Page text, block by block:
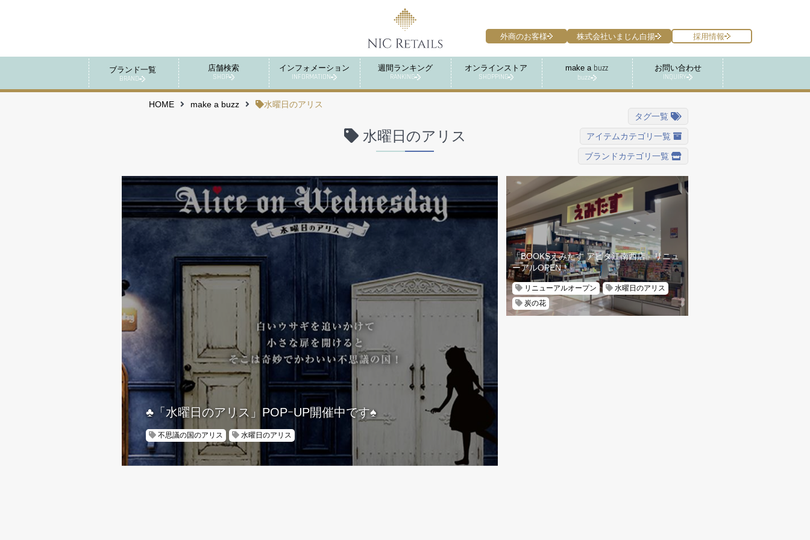
ブランド一覧
BRAND
店舗検索
SHOP
インフォメーション
INFORMATION
週間ランキング
RANKING
オンラインストア
SHOPPING
make a buzz
buzz
お問い合わせ
INQUIRY
外商のお客様 株式会社いまじん白揚 採用情報
HOME make a buzz 水曜日のアリス
水曜日のアリス
タグ一覧
アイテムカテゴリ一覧
ブランドカテゴリ一覧
♣「水曜日のアリス」POPｰUP開催中です♠
不思議の国のアリス 水曜日のアリス
「BOOKSえみたす アピタ江南西店」リニュ
ーアルOPEN！
リニューアルオープン
水曜日のアリス
炭の花